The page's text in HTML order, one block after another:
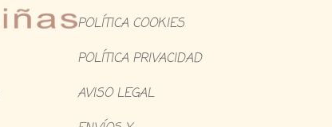
POLÍTICA COOKIES
POLÍTICA PRIVACIDAD
AVISO LEGAL